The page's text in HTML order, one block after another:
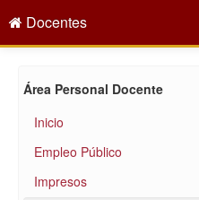
Docentes
Formación y Evaluación
Área Personal Docente
Inicio
Empleo Público
Impresos